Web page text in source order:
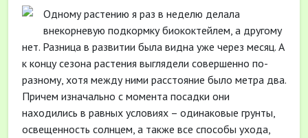
Одному растению я раз в неделю делала
внекорневую подкормку биококтейлем, а другому
нет. Разница в развитии была видна уже через месяц. А
к концу сезона растения выглядели совершенно по-
разному, хотя между ними расстояние было метра два.
Причем изначально с момента посадки они
находились в равных условиях – одинаковые грунты,
освещенность солнцем, а также все способы ухода,